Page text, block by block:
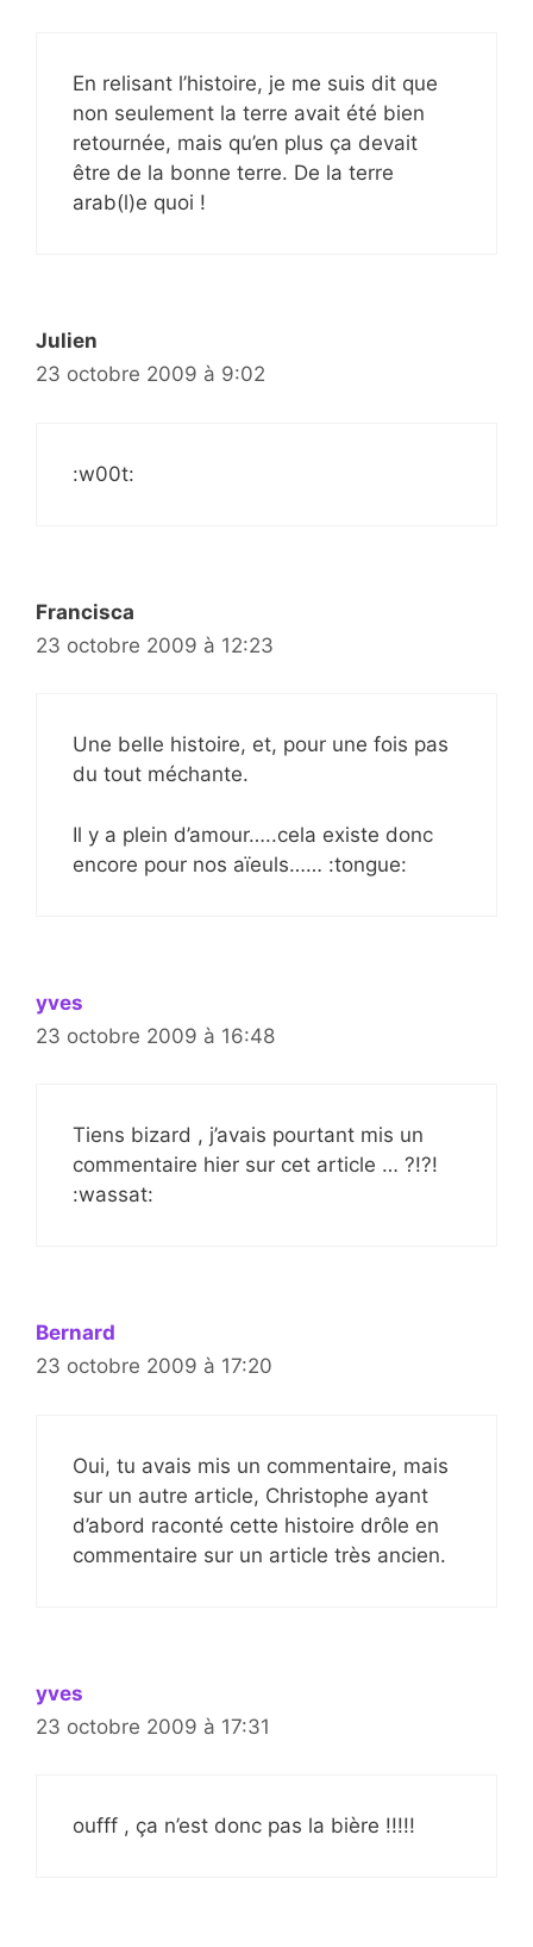
En relisant l’histoire, je me suis dit que
non seulement la terre avait été bien
retournée, mais qu’en plus ça devait
être de la bonne terre. De la terre
arab(l)e quoi !
Julien
23 octobre 2009 à 9:02
:w00t:
Francisca
23 octobre 2009 à 12:23
Une belle histoire, et, pour une fois pas
du tout méchante.
Il y a plein d’amour…..cela existe donc
encore pour nos aïeuls…… :tongue:
yves
23 octobre 2009 à 16:48
Tiens bizard , j’avais pourtant mis un
commentaire hier sur cet article … ?!?!
:wassat:
Bernard
23 octobre 2009 à 17:20
Oui, tu avais mis un commentaire, mais
sur un autre article, Christophe ayant
d’abord raconté cette histoire drôle en
commentaire sur un article très ancien.
yves
23 octobre 2009 à 17:31
oufff , ça n’est donc pas la bière !!!!!